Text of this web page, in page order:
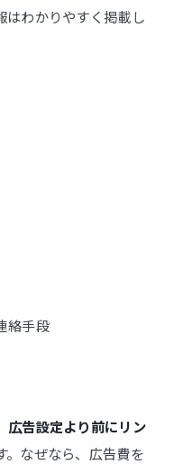
はわかりやすく掲載し
絡手段
広告設定より前にリン
。なぜなら、広告費を